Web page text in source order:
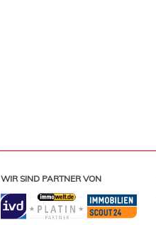
WIR SIND PARTNER VON